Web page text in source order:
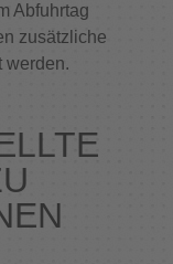
Abfuhrtag
zusätzliche
werden.